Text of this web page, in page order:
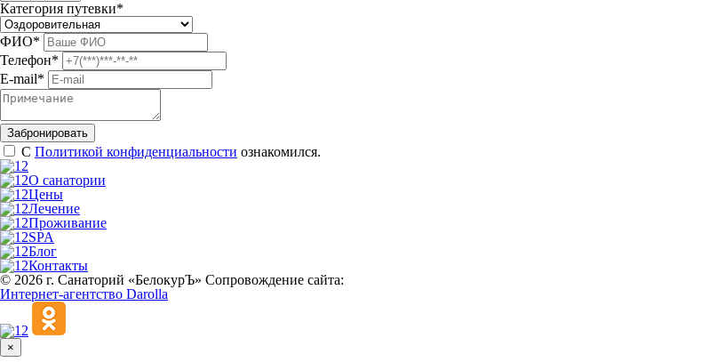
Категория путевки*
ФИО*
Телефон*
E-mail*
С Политикой конфиденциальности ознакомился.
О санатории
Цены
Лечение
Проживание
SPA
Блог
Контакты
© 2026 г. Санаторий «БелокурЪ» Сопровождение сайта:
Интернет-агентство Darolla
×